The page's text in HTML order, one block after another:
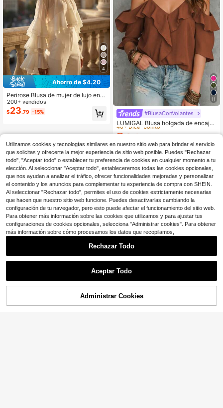
4
Ahorro de $4.20
Perirose Blusa de mujer de lujo en g
asa blanca, top elegante con mang
as de volantes en capas y cuello alt
o
200+ vendidos
$23.79 -15%
11
#BlusaConVolantes
LUMIGAL Blusa holgada de encaje
con hombros descubiertos de unico
erano para mujer
¡Casi agotado!
40+ Dice "bonito"
¡Casi agotado!
¡Casi agotado!
¡Casi agotado!
40+ Dice "bonito"
$ 10 -10%
¡11% DE DESCUENTO!
Utilizamos cookies y tecnologías similares en nuestro sitio web para brindar el servicio
que solicitas y ofrecerte la mejor experiencia de sitio web posible. Puedes "Rechazar
todo", "Aceptar todo" o establecer tu preferencia de cookies en cualquier momento a tu
elección. Al seleccionar "Aceptar todo", estableceremos todas las cookies opcionales,
que nos ayudan a analizar el tráfico, ofrecer funcionalidades mejoradas y personalizar
el contenido y los anuncios para complementar tu experiencia de compra con SHEIN.
Al seleccionar "Rechazar todo", permites el uso de cookies estrictamente necesarias
que hacen que nuestro sitio web funcione. Puedes desactivarlas cambiando la
configuración de tu navegador, pero esto puede afectar el funcionamiento del sitio web.
Para obtener más información sobre las cookies que utilizamos y para ajustar tus
configuraciones de cookies opcionales, selecciona "Administrar cookies". Para obtener
más información sobre cómo procesamos los datos que recopilamos,
Rechazar Todo
Aceptar Todo
Administrar Cookies